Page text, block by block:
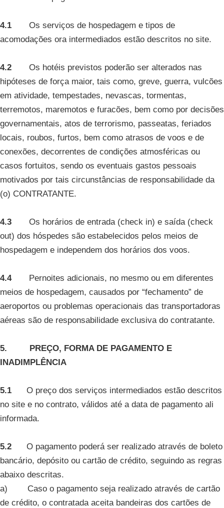
4.1 Os serviços de hospedagem e tipos de
acomodações ora intermediados estão descritos no site.
4.2 Os hotéis previstos poderão ser alterados nas
hipóteses de força maior, tais como, greve, guerra, vulcões
em atividade, tempestades, nevascas, tormentas,
terremotos, maremotos e furacões, bem como por decisões
governamentais, atos de terrorismo, passeatas, feriados
locais, roubos, furtos, bem como atrasos de voos e de
conexões, decorrentes de condições atmosféricas ou
casos fortuitos, sendo os eventuais gastos pessoais
motivados por tais circunstâncias de responsabilidade da
(o) CONTRATANTE.
4.3 Os horários de entrada (check in) e saída (check
out) dos hóspedes são estabelecidos pelos meios de
hospedagem e independem dos horários dos voos.
4.4Pernoites adicionais, no mesmo ou em diferentes
meios de hospedagem, causados por “fechamento” de
aeroportos ou problemas operacionais das transportadoras
aéreas são de responsabilidade exclusiva do contratante.
5. PREÇO, FORMA DE PAGAMENTO E
INADIMPLÊNCIA
5.1 O preço dos serviços intermediados estão descritos
no site e no contrato, válidos até a data de pagamento ali
informada.
5.2 O pagamento poderá ser realizado através de boleto
bancário, depósito ou cartão de crédito, seguindo as regras
abaixo descritas.
a) Caso o pagamento seja realizado através de cartão
de crédito, o contratada aceita bandeiras dos cartões de